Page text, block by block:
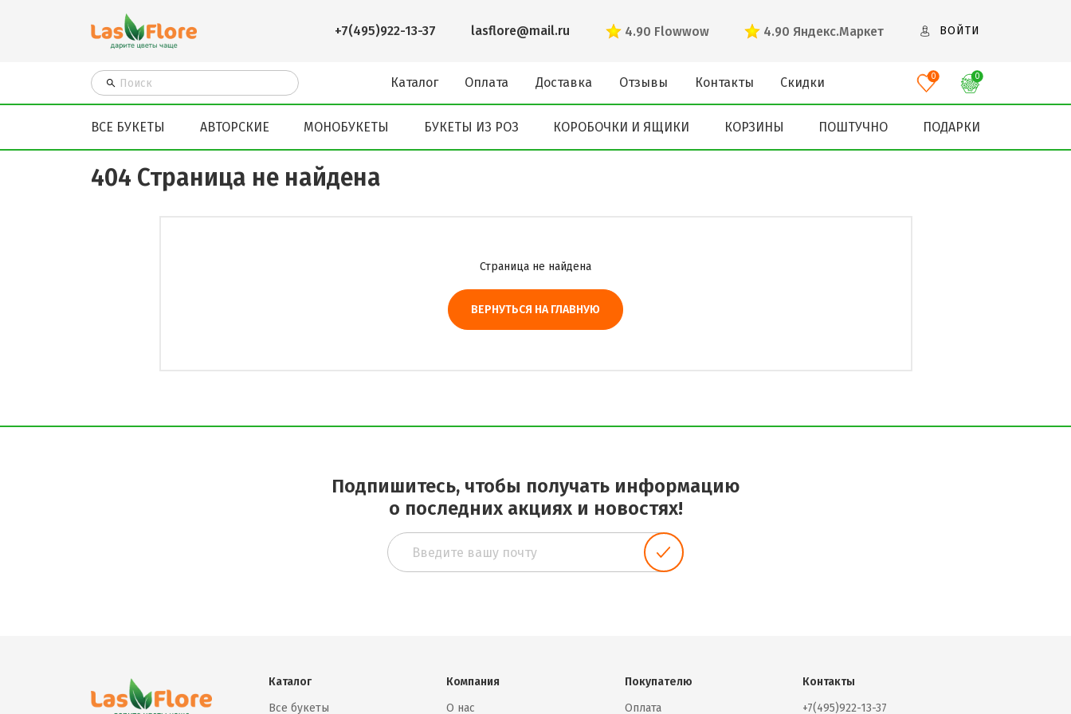
+7(495)922-13-37 lasflore@mail.ru 4.90 Flowwow 4.90 Яндекс.Маркет ВОЙТИ
Каталог Оплата Доставка Отзывы Контакты Скидки 0 0
ВСЕ БУКЕТЫ АВТОРСКИЕ МОНОБУКЕТЫ БУКЕТЫ ИЗ РОЗ КОРОБОЧКИ И ЯЩИКИ КОРЗИНЫ ПОШТУЧНО ПОДАРКИ
404 Страница не найдена
Страница не найдена
ВЕРНУТЬСЯ НА ГЛАВНУЮ
Подпишитесь, чтобы получать информацию
о последних акциях и новостях!
Каталог
Все букеты
Компания
О нас
Покупателю
Оплата
Контакты
+7(495)922-13-37